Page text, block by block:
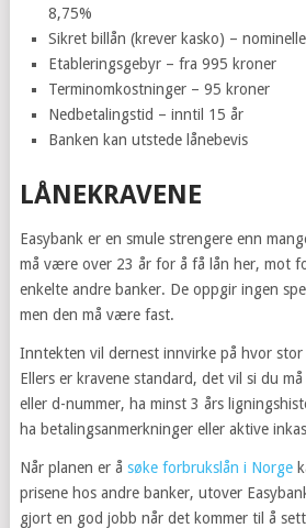
8,75%
Sikret billån (krever kasko) –
Etableringsgebyr – fra 995 kroner
Terminomkostninger – 95 kroner
Nedbetalingstid – inntil 15 år
Banken kan utstede lånebevis
LÅNEKRAVENE
Easybank er en smule strengere enn
må være over 23 år for å få lån her, mot
enkelte andre banker. De oppgir ingen
men den må være fast.
Inntekten vil dernest innvirke på hvor stor
Ellers er kravene standard, det vil si du
eller d-nummer, ha minst 3 års
ha betalingsanmerkninger eller aktive
Når planen er å søke forbrukslån i Norge
prisene hos andre banker, utover
gjort en god jobb når det kommer til å